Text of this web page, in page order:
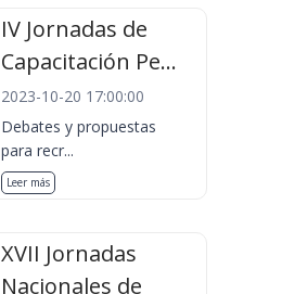
IV Jornadas de
Capacitación Pe...
2023-10-20 17:00:00
Debates y propuestas
para recr...
Leer más
XVII Jornadas
Nacionales de